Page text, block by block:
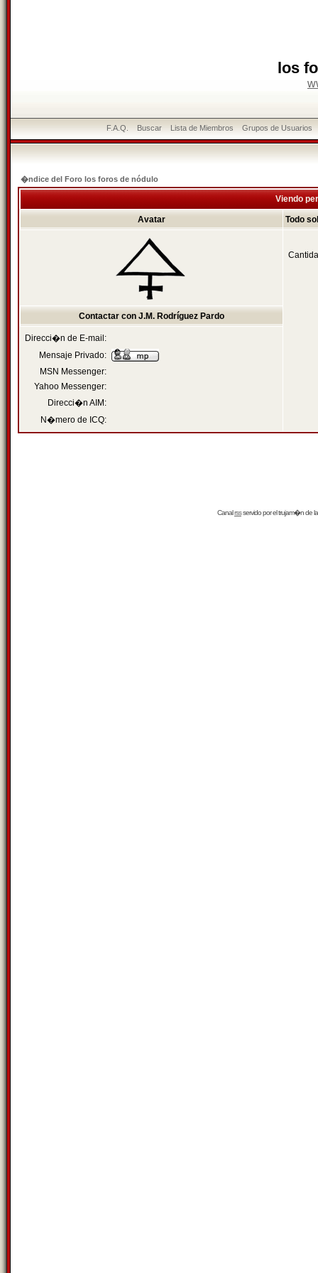
los
F.A.Q. Buscar Lista de Miembros Grupos de Usuarios
�ndice del Foro los foros de nódulo
Viendo
Avatar Todo
Contactar con J.M. Rodríguez Pardo
Direcci�n de E-mail:
Mensaje Privado:
MSN Messenger:
Yahoo Messenger:
Direcci�n AIM:
N�mero de ICQ:
Canalrssservido por eltrujam�nde